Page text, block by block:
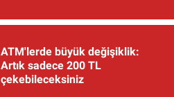
ATM'lerde büyük değişiklik:
Artık sadece 200 TL
çekebileceksiniz